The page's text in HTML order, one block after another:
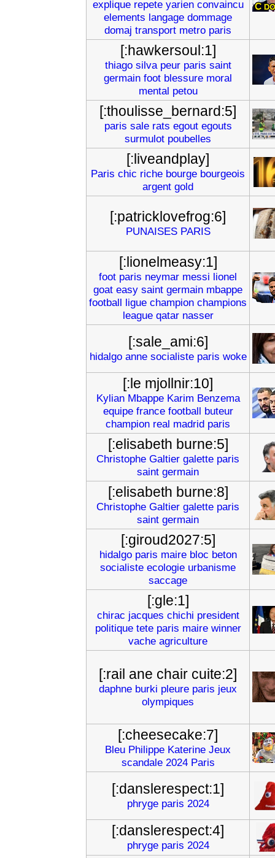
explique repete yarien convaincu
elements langage dommage
domaj transport metro paris
[:hawkersoul:1]
thiago silva peur paris saint
germain foot blessure moral
mental petou
[:thoulisse_bernard:5]
paris sale rats egout egouts
surmulot poubelles
[:liveandplay]
Paris chic riche bourge bourgeois
argent gold
[:patricklovefrog:6]
PUNAISES PARIS
[:lionelmeasy:1]
foot paris neymar messi lionel
goat easy saint germain mbappe
football ligue champion champions
league qatar nasser
[:sale_ami:6]
hidalgo anne socialiste paris woke
[:le mjollnir:10]
Kylian Mbappe Karim Benzema
equipe france football buteur
champion real madrid paris
[:elisabeth burne:5]
Christophe Galtier galette paris
saint germain
[:elisabeth burne:8]
Christophe Galtier galette paris
saint germain
[:giroud2027:5]
hidalgo paris maire bloc beton
socialiste ecologie urbanisme
saccage
[:gle:1]
chirac jacques chichi president
politique tete paris maire winner
vache agriculture
[:rail ane chair cuite:2]
daphne burki pleure paris jeux
olympiques
[:cheesecake:7]
Bleu Philippe Katerine Jeux
scandale 2024 Paris
[:danslerespect:1]
phryge paris 2024
[:danslerespect:4]
phryge paris 2024